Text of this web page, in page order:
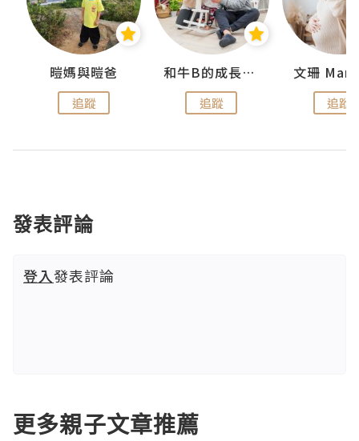
暟媽與暟爸
追蹤
和牛B的成長日記
追蹤
文珊
追蹤
發表評論
登入發表評論
更多親子文章推薦